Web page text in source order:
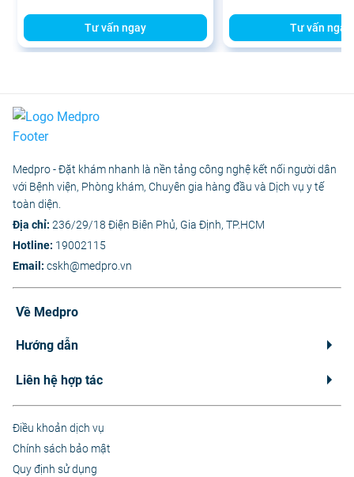
Tư vấn ngay Tư vấn ngay
Medpro - Đặt khám nhanh là nền tảng công nghệ kết nối người dân
với Bệnh viện, Phòng khám, Chuyên gia hàng đầu và Dịch vụ y tế
toàn diện.
Địa chỉ: 236/29/18 Điện Biên Phủ, Gia Định, TP.HCM
Hotline: 19002115
Email: cskh@medpro.vn
Về Medpro
Hướng dẫn
Liên hệ hợp tác
Điều khoản dịch vụ
Chính sách bảo mật
Quy định sử dụng